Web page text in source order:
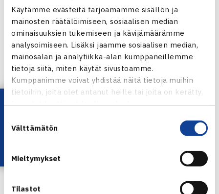
Käytämme evästeitä tarjoamamme sisällön ja
mainosten räätälöimiseen, sosiaalisen median
ominaisuuksien tukemiseen ja kävijämäärämme
analysoimiseen. Lisäksi jaamme sosiaalisen median,
mainosalan ja analytiikka-alan kumppaneillemme
tietoja siitä, miten käytät sivustoamme.
Kumppanimme voivat yhdistää näitä tietoja muihin
tietoihin, joita olet antanut heille tai joita on kerätty,
kun olet käyttänyt heidän palvelujaan.
valinta
Välttämätön
Mieltymykset
Tilastot
Daniel Lassooy
Hannu Piiroinen
Janne Viitala
Pekka Rinne
Santtu Leskinen
Thomas Dupre
Ilja Orre
Niklas Bucht
Lataa OmaTennis!